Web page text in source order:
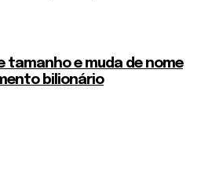
tamanho e muda de nome
bilionário